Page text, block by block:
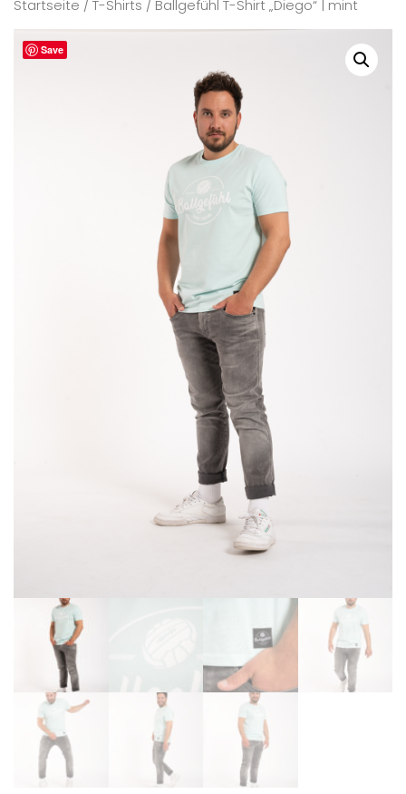
Startseite / T-Shirts / Ballgefühl T-Shirt „Diego“ | mint
Save